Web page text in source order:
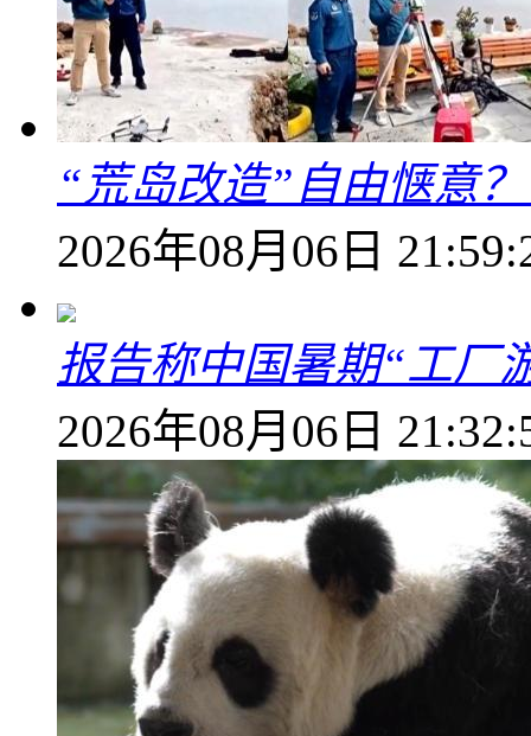
“荒岛改造”自由惬意
2026年08月06日
报告称中国暑期“工厂
2026年08月06日